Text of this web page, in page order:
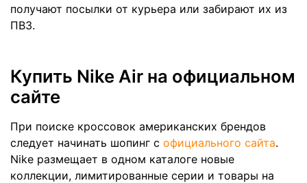
получают посылки от курьера или забирают их из
ПВЗ.
Купить Nike Air на официальном
сайте
При поиске кроссовок американских брендов
следует начинать шопинг с официального сайта.
Nike размещает в одном каталоге новые
коллекции, лимитированные серии и товары на